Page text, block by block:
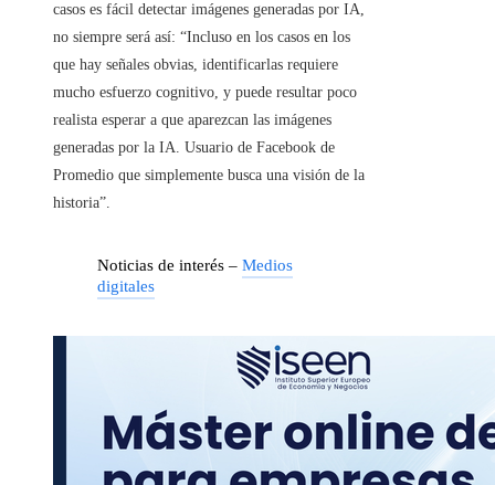
casos es fácil detectar imágenes generadas por IA,
no siempre será así: “Incluso en los casos en los
que hay señales obvias, identificarlas requiere
mucho esfuerzo cognitivo, y puede resultar poco
realista esperar a que aparezcan las imágenes
generadas por la IA. Usuario de Facebook de
Promedio que simplemente busca una visión de la
historia”.
Noticias de interés – Medios
digitales